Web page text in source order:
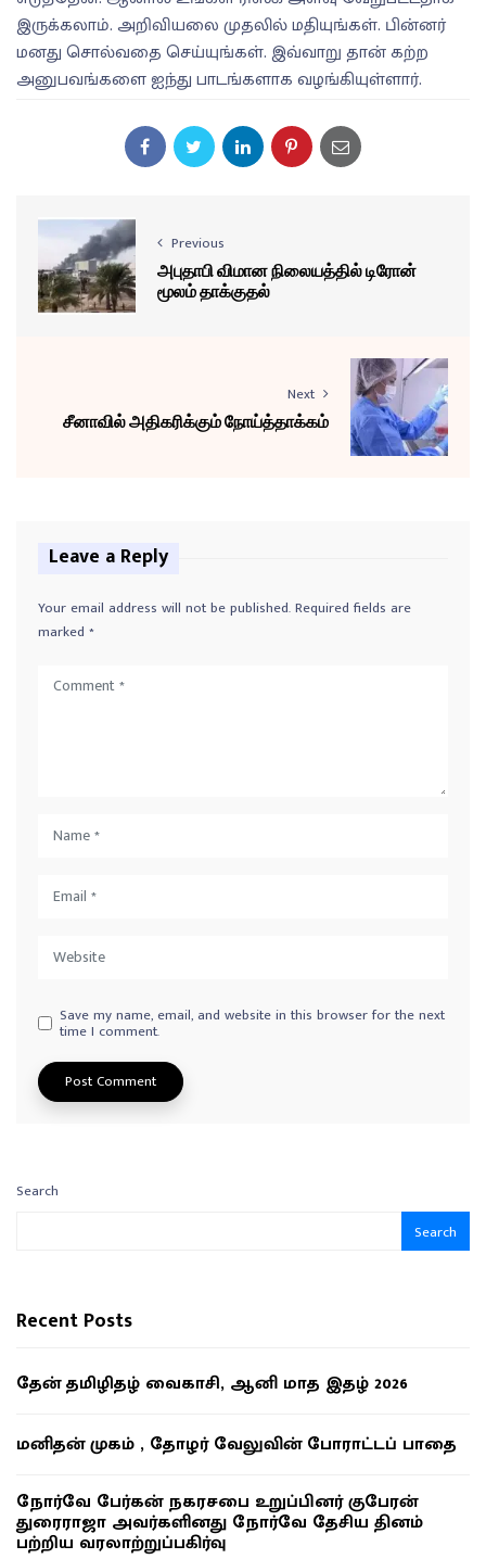
இருக்கலாம். அறிவியலை முதலில் மதியுங்கள். பின்னர்
மனது சொல்வதை செய்யுங்கள். இவ்வாறு தான் கற்ற
அனுபவங்களை ஐந்து பாடங்களாக வழங்கியுள்ளார்.
Previous
அபுதாபி விமான நிலையத்தில் டிரோன்
மூலம் தாக்குதல்
Next
சீனாவில் அதிகரிக்கும் நோய்த்தாக்கம்
Leave a Reply
Your email address will not be published.Required fields are
marked *
Save my name, email, and website in this browser for the next
time I comment.
Search
Search
Recent Posts
தேன் தமிழிதழ் வைகாசி, ஆனி மாத இதழ் 2026
மனிதன் முகம் , தோழர் வேலுவின் போராட்டப் பாதை
நோர்வே பேர்கன் நகரசபை உறுப்பினர் குபேரன்
துரைராஜா அவர்களினது நோர்வே தேசிய தினம்
பற்றிய வரலாற்றுப்பகிர்வு